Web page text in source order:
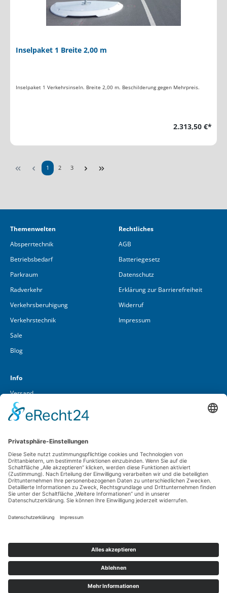
Inselpaket 1 Breite 2,00 m
Inselpaket 1 Verkehrsinseln. Breite 2,00 m. Beschilderung gegen Mehrpreis.
2.313,50 €*
1 2 3
Themenwelten
Absperrtechnik
Betriebsbedarf
Parkraum
Radverkehr
Verkehrsberuhigung
Verkehrstechnik
Sale
Blog
Rechtliches
AGB
Batteriegesetz
Datenschutz
Erklärung zur Barrierefreiheit
Widerruf
Impressum
Info
Versand
Über uns
Cookieeinstellungen
D-55257 Budenheim